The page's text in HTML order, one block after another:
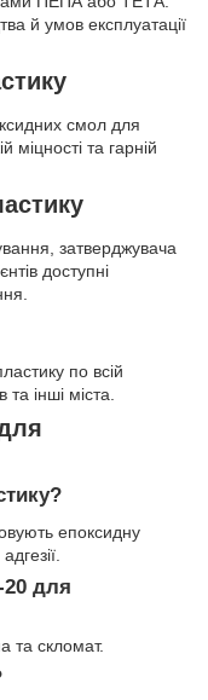
й умов експлуатації
смол для
міцності та гарній
затверджувача
доступні
по всій
інші міста.
епоксидну
для
та скломат.